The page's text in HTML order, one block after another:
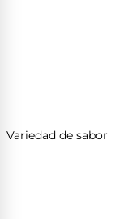
Variedad de sabor